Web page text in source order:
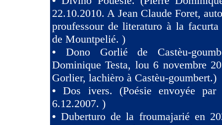
22.10.2010. A Jean Claude Foret,
proufessour de literaturo à la
de Mountpelié. )
• Dono Gorlié de Castèu-
Dominique Testa, lou 6 novembre
Gorlier, lachièro à Castèu-goumbert.)
•Dos ivers. (Poésie envoyée
6.12.2007. )
•Duberturo de la froumajarié en